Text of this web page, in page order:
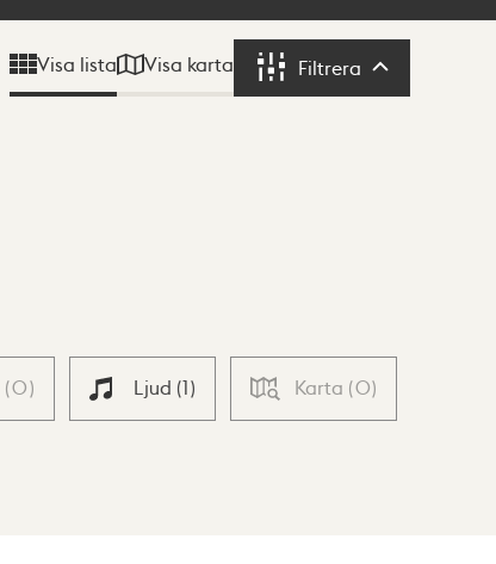
Visa lista Visa karta Filtrera Filtrera
(0) Ljud (1) Karta (0)